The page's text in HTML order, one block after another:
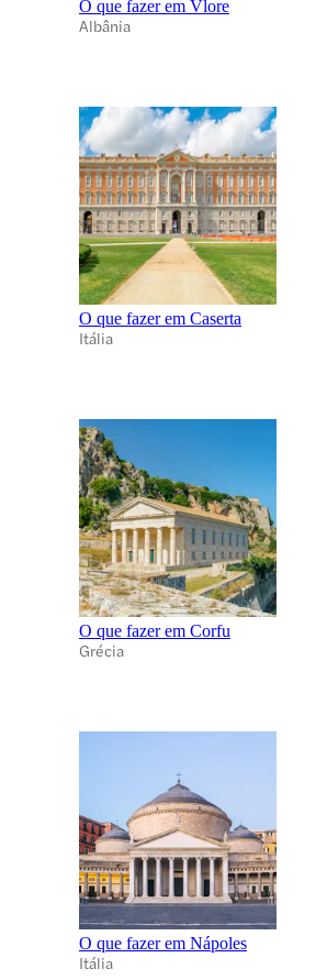
O que fazer em Vlore
Albânia
O que fazer em Caserta
Itália
O que fazer em Corfu
Grécia
O que fazer em Nápoles
Itália